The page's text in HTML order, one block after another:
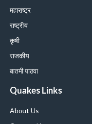
महाराष्ट्र
राष्ट्रीय
कृषी
राजकीय
बातमी पाठवा
Quakes Links
About Us